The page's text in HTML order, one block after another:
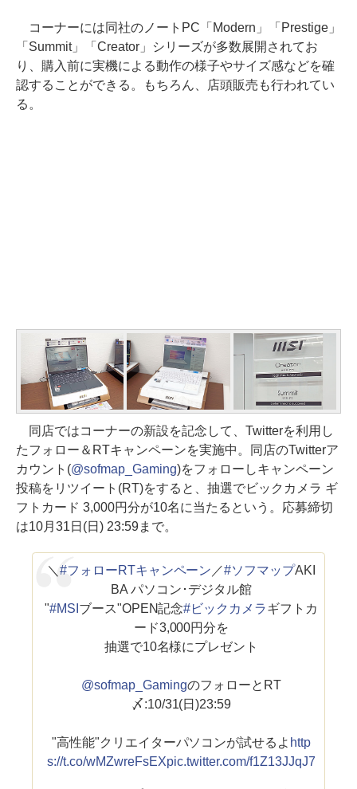
コーナーには同社のノートPC「Modern」「Prestige」
「Summit」「Creator」シリーズが多数展開されてお
り、購入前に実機による動作の様子やサイズ感などを確
認することができる。もちろん、店頭販売も行われてい
る。
同店ではコーナーの新設を記念して、Twitterを利用し
たフォロー＆RTキャンペーンを実施中。同店のTwitterア
カウント(@sofmap_Gaming)をフォローしキャンペーン
投稿をリツイート(RT)をすると、抽選でビックカメラ ギ
フトカード 3,000円分が10名に当たるという。応募締切
は10月31日(日) 23:59まで。
＼ #フォローRTキャンペーン ／#ソフマップAKI
BA パソコン･デジタル館
"#MSI ブース"OPEN記念#ビックカメラギフトカ
ード3,000円分を
抽選で10名様にプレゼント
@sofmap_GamingのフォローとRT
〆:10/31(日)23:59
"高性能"クリエイターパソコンが試せるよ http
s://t.co/wMZwreFsEXpic.twitter.com/f1Z13JJqJ7